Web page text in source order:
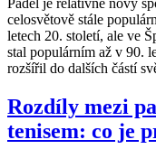
celosvětově stále
letech 20. století, ale ve
stal populárním až v 90.
rozšířil do dalších částí
Rozdíly mezi
tenisem: co je